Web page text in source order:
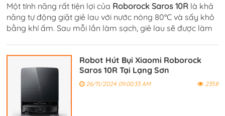
Một tính năng rất tiện lợi của Roborock Saros 10R là khả
năng tự động giặt giẻ lau với nước nóng 80°C và sấy khô
bằng khí ấm. Sau mỗi lần làm sạch, giẻ lau sẽ được làm
Robot Hút Bụi Xiaomi Roborock
Saros 10R Tại Lạng Sơn
26/11/2024 09:00:33 AM 2358